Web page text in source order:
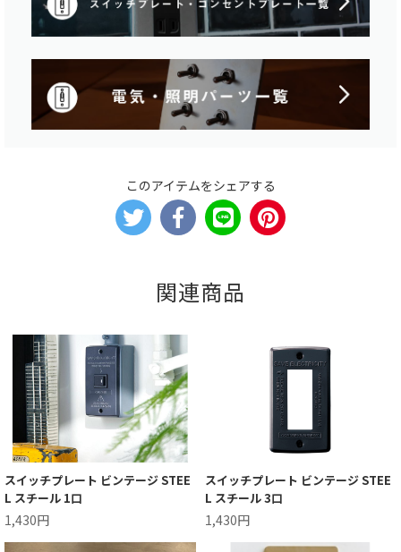
このアイテムをシェアする
関連商品
スイッチプレート ビンテージ STEE
L スチール 1口
1,430円
スイッチプレート ビンテージ STEE
L スチール 3口
1,430円